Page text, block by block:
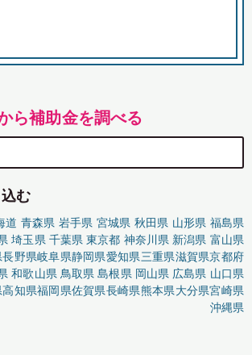
ら補助金を調べる
む
道 青森県 岩手県 宮城県 秋田県 山形県 福島県
埼玉県 千葉県 東京都 神奈川県 新潟県 富山県
長野県岐阜県静岡県愛知県三重県滋賀県京都府
和歌山県 鳥取県 島根県 岡山県 広島県 山口県
高知県福岡県佐賀県長崎県熊本県大分県宮崎県
沖縄県